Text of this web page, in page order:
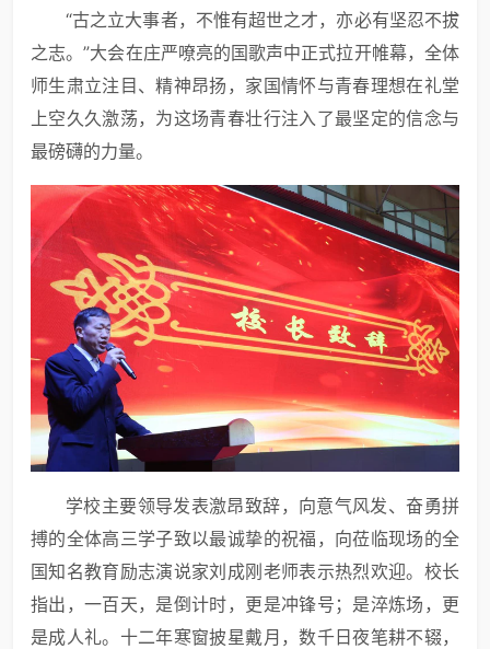
“古之立大事者，不惟有超世之才，亦必有坚忍不拔
之志。”大会在庄严嘹亮的国歌声中正式拉开帷幕，全体
师生肃立注目、精神昂扬，家国情怀与青春理想在礼堂
上空久久激荡，为这场青春壮行注入了最坚定的信念与
最磅礴的力量。
学校主要领导发表激昂致辞，向意气风发、奋勇拼
搏的全体高三学子致以最诚挚的祝福，向莅临现场的全
国知名教育励志演说家刘成刚老师表示热烈欢迎。校长
指出，一百天，是倒计时，更是冲锋号；是淬炼场，更
是成人礼。十二年寒窗披星戴月，数千日夜笔耕不辍，